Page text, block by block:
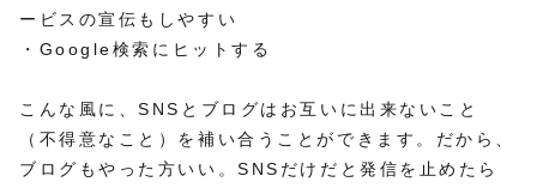
ービスの宣伝もしやすい
・Google検索にヒットする
こんな風に、SNSとブログはお互いに出来ないこと
（不得意なこと）を補い合うことができます。だから、
ブログもやった方いい。SNSだけだと発信を止めたら